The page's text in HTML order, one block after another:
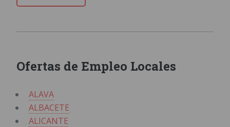
Ofertas de Empleo Locales
ALAVA
ALBACETE
ALICANTE